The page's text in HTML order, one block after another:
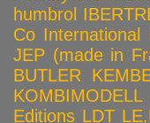
humbrol
Co International
JEP (made in
BUTLER
KOMBIMODELL
Editions LDT